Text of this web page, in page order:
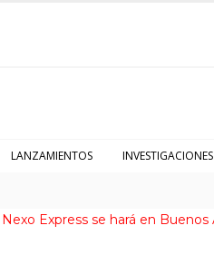
LANZAMIENTOS INVESTIGACIONES